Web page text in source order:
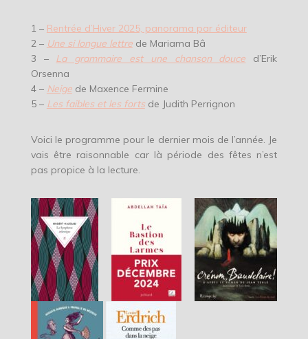
1 – Rentrée d’Hiver 2025, panorama par éditeur
2 – Une si longue lettrede Mariama Bâ
3 – La grammaire est une chanson douce d’Erik
Orsenna
4 – Neigede Maxence Fermine
5 – Les faibles et les fortsde Judith Perrignon
Voici le programme pour le dernier mois de l’année. Je
vais être raisonnable car là période des fêtes n’est
pas propice à la lecture.